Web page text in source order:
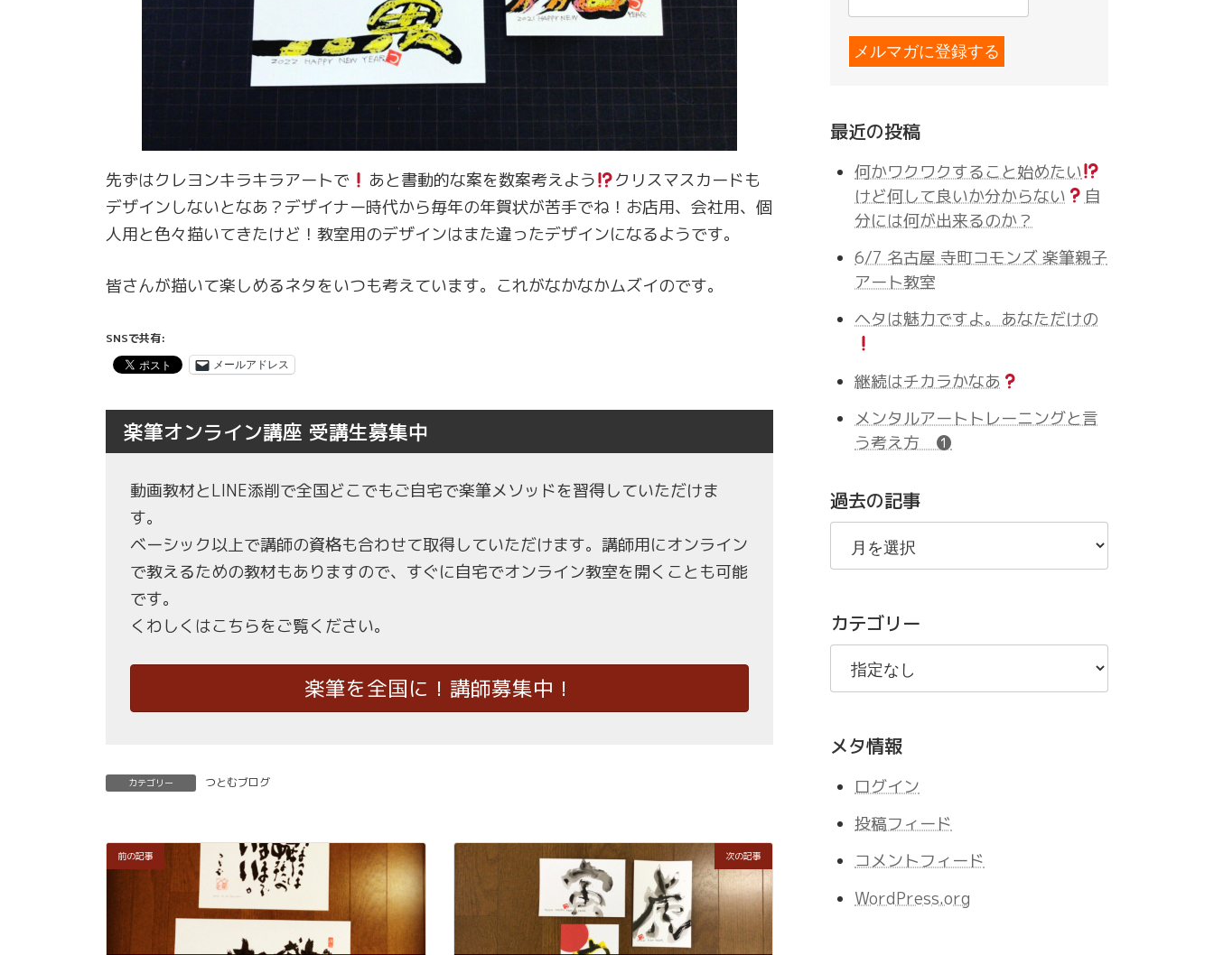
先ずはクレヨンキラキラアートで あと書動的な案を数案考えよう
クリスマスカードも
デザインしないとなあ？デザイナー時代から毎年の年賀状が苦手でね！お店用、会社用、個
人用と色々描いてきたけど！教室用のデザインはまた違ったデザインになるようです。
皆さんが描いて楽しめるネタをいつも考えています。これがなかなかムズイのです。
SNSで共有:
メールアドレス
楽筆オンライン講座 受講生募集中
動画教材とLINE添削で全国どこでもご自宅で楽筆メソッドを習得していただけま
す。
ベーシック以上で講師の資格も合わせて取得していただけます。講師用にオンライン
で教えるための教材もありますので、すぐに自宅でオンライン教室を開くことも可能
です。
くわしくはこちらをご覧ください。
楽筆を全国に！講師募集中！
カテゴリー つとむブログ
前の記事 次の記事
最近の投稿
何かワクワクすること始めたい
けど何して良いか分からない
自
分には何が出来るのか？
6/7 名古屋 寺町コモンズ 楽筆親子
アート教室
ヘタは魅力ですよ。あなただけの
継続はチカラかなあ
メンタルアートトレーニングと言
う考え方 ❶
過去の記事
過
の
事
カテゴリー
メタ情報
ログイン
投稿フィード
コメントフィード
WordPress.org